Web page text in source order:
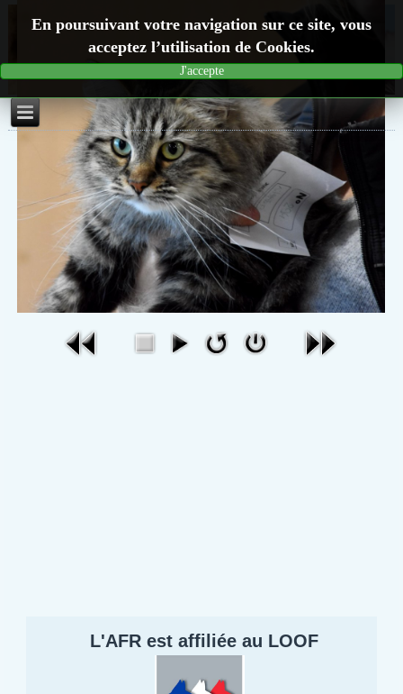
L'AFR est affiliée au LOOF
En poursuivant votre navigation sur ce site, vous
acceptez l’utilisation de Cookies.
J'accepte